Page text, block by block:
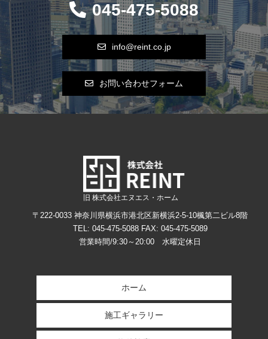
045-475-5088
info@reint.co.jp
お問い合わせフォーム
旧 株式会社エヌエス・ホーム
〒222-0033 神奈川県横浜市港北区新横浜2-5-10楓第二ビル8階
TEL: 045-475-5088FAX: 045-475-5089
営業時間/9:30～20:00 水曜定休日
ホーム
施工ギャラリー